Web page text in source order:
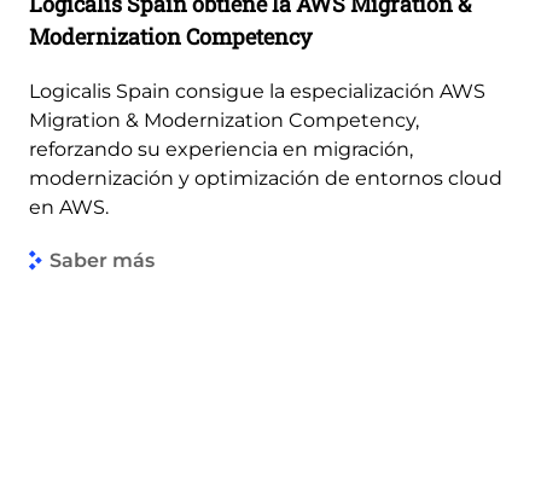
Modernization Competency
Logicalis Spain consigue la especialización AWS
Migration & Modernization Competency,
reforzando su experiencia en migración,
modernización y optimización de entornos cloud
en AWS.
Saber más